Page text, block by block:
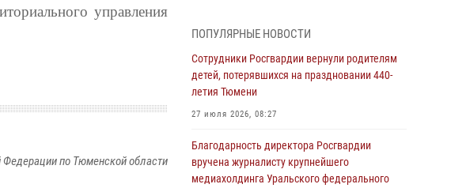
управления
по Тюменской области
знакомят детей со своей службой и
напоминают о мерах безопасности
06 августа 2026, 12:33 2
области» в рамках акции «Храним огонь
06 августа 2026, 04:41 3
ПОПУЛЯРНЫЕ НОВОСТИ
Сотрудники Росгвардии вернули родителям
детей, потерявшихся на праздновании 440-
летия Тюмени
27 июля 2026, 08:27
Благодарность директора Росгвардии
вручена журналисту крупнейшего
медиахолдинга Уральского федерального